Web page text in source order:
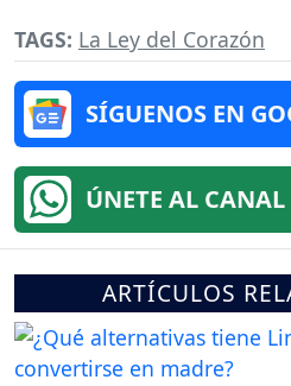
TAGS: La Ley del Corazón
SÍGUENOS EN
ÚNETE AL
ARTÍCULOS